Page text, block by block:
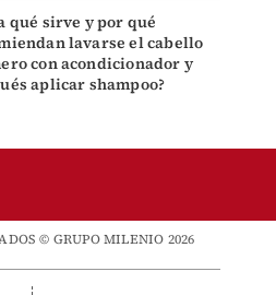
qué sirve y por qué
lavarse el cabello
con acondicionador y
aplicar shampoo?
© GRUPO MILENIO 2026